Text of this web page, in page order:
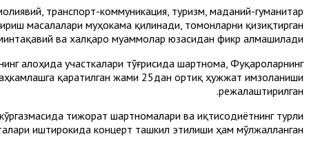
транспорт-коммуникация, туризм, маданий-гуманитар
масалалари муҳокама қилинади, томонларни қизиқтирган
ва халқаро муаммолар юзасидан фикр алмашилади.
алоҳида участкалари тўғрисида шартнома, Фуқароларнинг
қаратилган жами 25дан ортиқ ҳужжат имзоланиши
режалаштирилган.
тижорат шартномалари ва иқтисодиётнинг турли
иштирокида концерт ташкил этилиши ҳам мўлжалланган.